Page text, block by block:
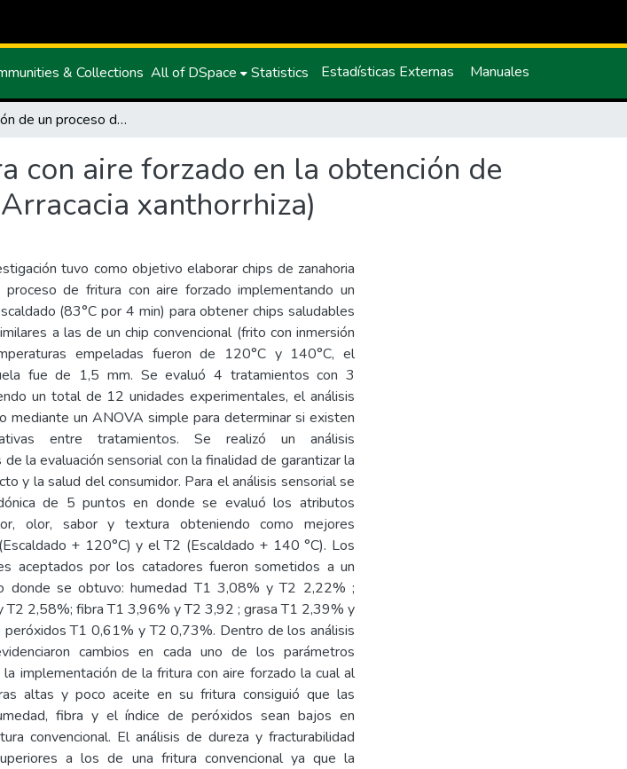
& Collections All of DSpace Statistics Estadísticas Externas Manuales
Evaluación de un proceso de fritura con aire forzado en la obtención de chips a base de zanahoria blanca (Arracacia xanthorrhiza)
con aire forzado en la obtención de
xanthorrhiza)
tuvo como objetivo elaborar chips de zanahoria
proceso de fritura con aire forzado implementando un
(83°C por 4 min) para obtener chips saludables
a las de un chip convencional (frito con inmersión
empeladas fueron de 120°C y 140°C, el
fue de 1,5 mm. Se evaluó 4 tratamientos con 3
un total de 12 unidades experimentales, el análisis
mediante un ANOVA simple para determinar si existen
entre tratamientos. Se realizó un análisis
la evaluación sensorial con la finalidad de garantizar la
y la salud del consumidor. Para el análisis sensorial se
de 5 puntos en donde se evaluó los atributos
olor, sabor y textura obteniendo como mejores
+ 120°C) y el T2 (Escaldado + 140 °C). Los
aceptados por los catadores fueron sometidos a un
donde se obtuvo: humedad T1 3,08% y T2 2,22% ;
T2 2,58%; fibra T1 3,96% y T2 3,92 ; grasa T1 2,39% y
T1 0,61% y T2 0,73%. Dentro de los análisis
cambios en cada uno de los parámetros
implementación de la fritura con aire forzado la cual al
altas y poco aceite en su fritura consiguió que las
fibra y el índice de peróxidos sean bajos en
convencional. El análisis de dureza y fracturabilidad
a los de una fritura convencional ya que la